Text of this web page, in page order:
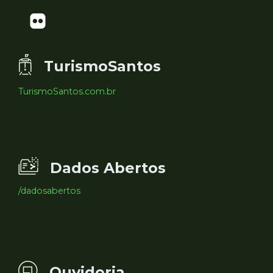
TurismoSantos
TurismoSantos.com.br
Dados Abertos
/dadosabertos